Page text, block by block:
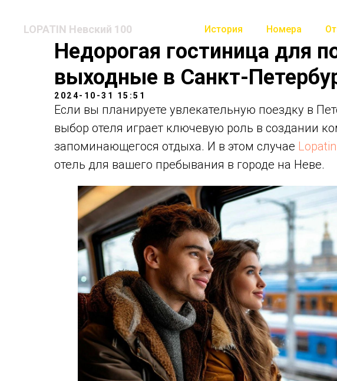
LOPATIN Невский 100 История Номера
Недорогая гостиница для
выходные в Санкт-
2024-10-31 15:51
Если вы планируете увлекательную поездку в
выбор отеля играет ключевую роль в создании
запоминающегося отдыха. И в этом случае
отель для вашего пребывания в городе на Неве.